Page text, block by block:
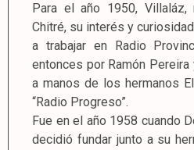
Para el año 1950,
Chitré, su interés y
a trabajar en Radio
entonces por Ramón
a manos de los hermanos
“Radio Progreso”.
Fue en el año 1958 cuando
decidió fundar junto a su